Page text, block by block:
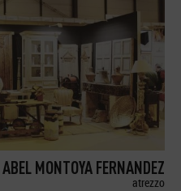
ABEL MONTOYA FERNANDEZ
atrezzo